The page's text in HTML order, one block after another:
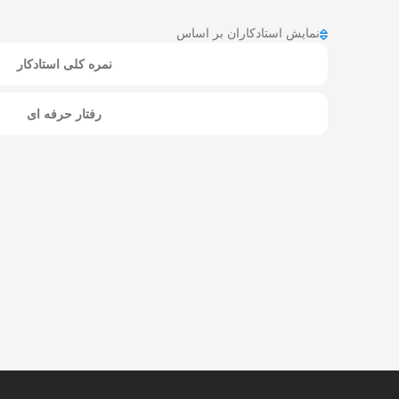
نمایش استادکاران بر اساس
نمره کلی استادکار
رفتار حرفه ای